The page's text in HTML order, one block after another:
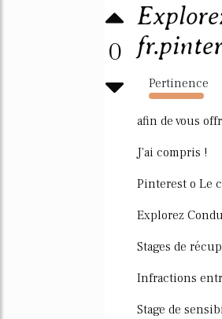
0
Pertinence
3431%
afin de vous
J'ai compris !
Pinterest o Le
Explorez
Stages de
Infractions
Stage de